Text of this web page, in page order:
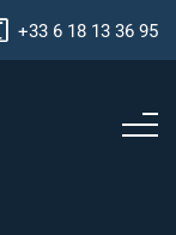
+33 6 18 13 36 95